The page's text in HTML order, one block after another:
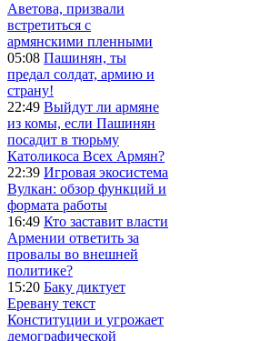
Аветова, призвали
встретиться с
армянскими пленными
05:08 Пашинян, ты
предал солдат, армию и
страну!
22:49 Выйдут ли армяне
из комы, если Пашинян
посадит в тюрьму
Католикоса Всех Армян?
22:39 Игровая экосистема
Вулкан: обзор функций и
формата работы
16:49 Кто заставит власти
Армении ответить за
провалы во внешней
политике?
15:20 Баку диктует
Еревану текст
Конституции и угрожает
демографической